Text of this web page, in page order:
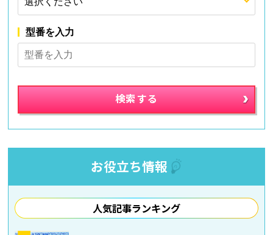
型番を入力
お役立ち情報
人気記事ランキング